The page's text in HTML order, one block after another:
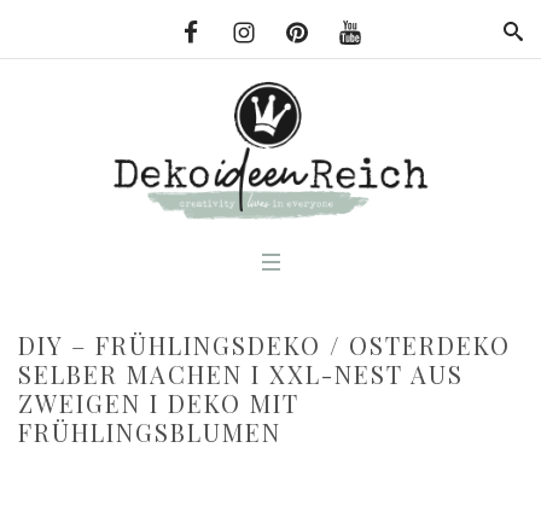
DIY – FRÜHLINGSDEKO / OSTERDEKO
SELBER MACHEN I XXL-NEST AUS
ZWEIGEN I DEKO MIT
FRÜHLINGSBLUMEN